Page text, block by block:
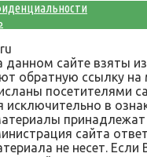
данном сайте взяты
обратную ссылку на
посетителями
исключительно в
принадлежат
сайта
не несет. Если